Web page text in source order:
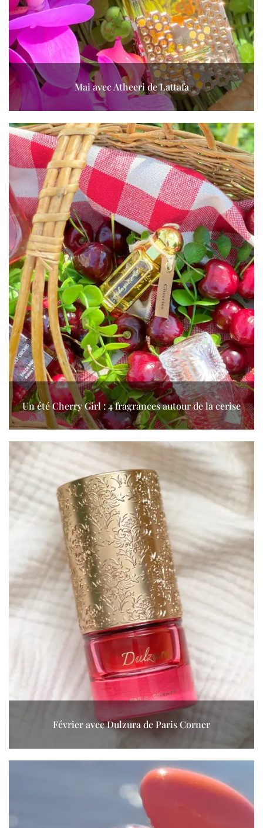
Mai avec Atheeri de Lattafa
Un été Cherry Girl : 4 fragrances autour de la cerise
Février avec Dulzura de Paris Corner